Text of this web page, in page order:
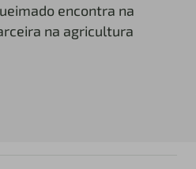
encontra na
na agricultura